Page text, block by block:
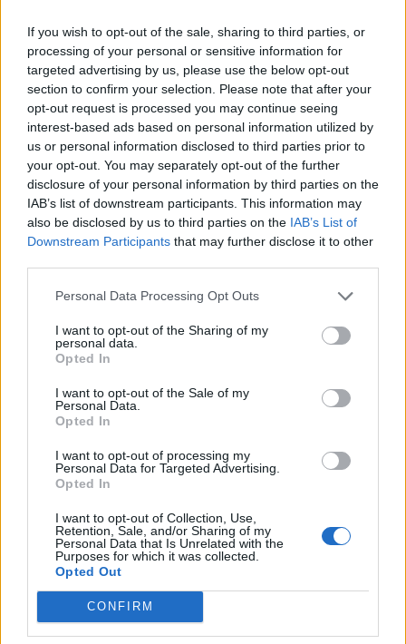
If you wish to opt-out of the sale, sharing to third parties, or
processing of your personal or sensitive information for
targeted advertising by us, please use the below opt-out
section to confirm your selection. Please note that after your
opt-out request is processed you may continue seeing
interest-based ads based on personal information utilized by
us or personal information disclosed to third parties prior to
your opt-out. You may separately opt-out of the further
disclosure of your personal information by third parties on the
IAB’s list of downstream participants. This information may
also be disclosed by us to third parties on the IAB’s List of
Downstream Participants that may further disclose it to other
Personal Data Processing Opt Outs
I want to opt-out of the Sharing of my
personal data.
Opted In
I want to opt-out of the Sale of my
Personal Data.
Opted In
I want to opt-out of processing my
Personal Data for Targeted Advertising.
Opted In
I want to opt-out of Collection, Use,
Retention, Sale, and/or Sharing of my
Personal Data that Is Unrelated with the
Purposes for which it was collected.
Opted Out
CONFIRM
ΡΟΗ ΕΙΔΗΣΕΩΝ
ΥΓΕΙΑ 07 Αυγούστου 2026 20:01
Καύσωνας: Οι κίνδυνοι για όσους κάνουν θεραπεία
για διαβήτη και παχυσαρκία
ΕΙΔΗΣΕΙΣ 07 Αυγούστου 2026
ΙΣΑ: «Καμπανάκι» για τον ιό του Δυτικού Νείλου στην
Αττική – Τι ζητά από τις Αρχές
ΔΙΑΤΡΟΦΗ 07 Αυγούστου 2026
Κεχρί: Πώς μια ενισχυμένη ποικιλία μπορεί να
«γεμίσει» σίδηρο τα παιδιά, χωρίς παρενέργειες